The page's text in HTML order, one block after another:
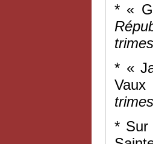
* «
* «
Vaux
* Sur